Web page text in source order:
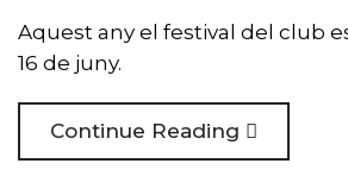
Aquest any el festival del club
16 de juny.
Continue Reading